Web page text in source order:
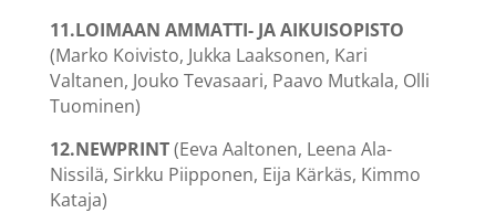
11.LOIMAAN AMMATTI- JA AIKUISOPISTO
(Marko Koivisto, Jukka Laaksonen, Kari
Valtanen, Jouko Tevasaari, Paavo Mutkala, Olli
Tuominen)
12.NEWPRINT(Eeva Aaltonen, Leena Ala-
Nissilä, Sirkku Piipponen, Eija Kärkäs, Kimmo
Kataja)